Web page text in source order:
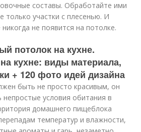
составы. Обработайте ими
только участки с плесенью. И
не появится на потолке.
потолок на кухне.
кухне: виды материала,
+ 120 фото идей дизайна
быть не просто красивым, он
условия обитания в
домашнего пищеблока
температур и влажности,